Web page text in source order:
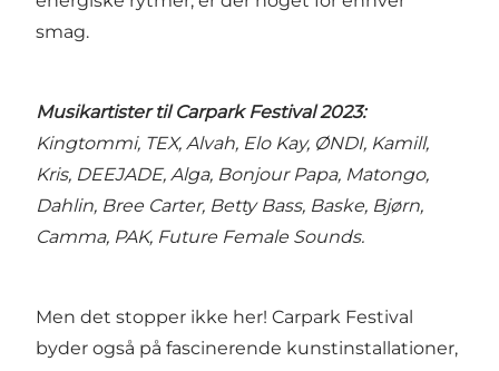
smag.
Musikartister til Carpark Festival 2023:
Kingtommi, TEX, Alvah, Elo Kay, ØNDI, Kamill,
Kris, DEEJADE, Alga, Bonjour Papa, Matongo,
Dahlin, Bree Carter, Betty Bass, Baske, Bjørn,
Camma, PAK, Future Female Sounds.
Men det stopper ikke her! Carpark Festival
byder også på fascinerende kunstinstallationer,